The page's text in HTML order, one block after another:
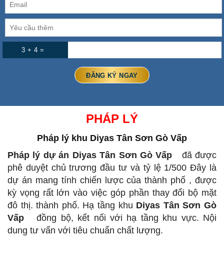
3 + 4 =
PHÁP LÝ
Pháp lý khu Diyas Tân Sơn Gò Vấp
Pháp lý dự án Diyas Tân Sơn Gò Vấp
đã được
phê duyệt chủ trương đầu tư và tỷ lệ 1/500 Đây là
dự án mang tính chiến lược của thành phố , được
kỳ vọng rất lớn vào việc góp phần thay đổi bộ mặt
đô thị.thành phố. Hạ tầng khu Diyas Tân Sơn Gò
Vấp
đồng bộ, kết nối với hạ tầng khu vực. Nội
dung tư vấn với tiêu chuẩn chất lượng.